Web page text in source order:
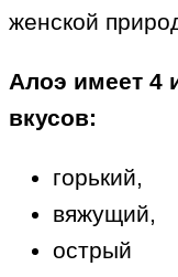
женской
Алоэ имеет 4
вкусов:
горький,
вяжущий,
острый